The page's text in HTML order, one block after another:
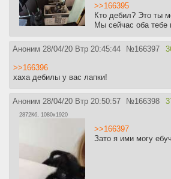
>>166395
Кто дебил? Это ты
Мы сейчас оба тебе
Аноним 28/04/20 Втр 20:45:44 №166397
>>166396
хаха дебилы у вас лапки!
Аноним 28/04/20 Втр 20:50:57 №166398
2872Кб, 1080x1920
>>166397
Зато я ими могу